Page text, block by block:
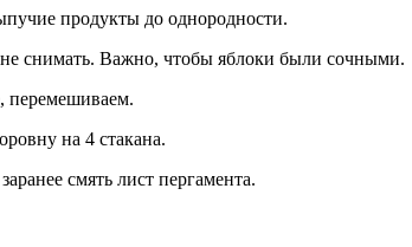
продукты до однородности.
снимать. Важно, чтобы яблоки были сочными.
перемешиваем.
на 4 стакана.
смять лист пергамента.